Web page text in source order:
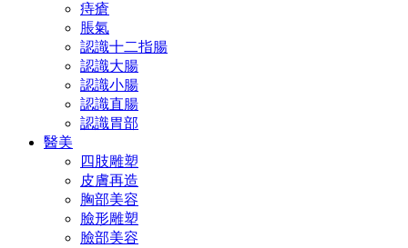
痔瘡
脹氣
認識十二指腸
認識大腸
認識小腸
認識直腸
認識胃部
醫美
四肢雕塑
皮膚再造
胸部美容
臉形雕塑
臉部美容